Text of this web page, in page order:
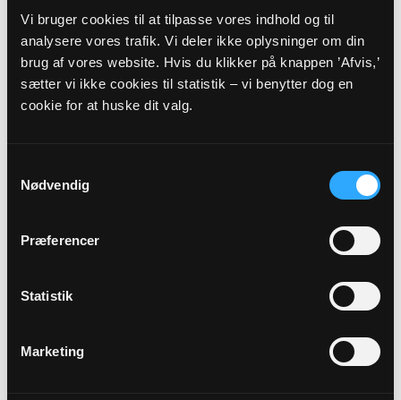
Vi bruger cookies til at tilpasse vores indhold og til
analysere vores trafik. Vi deler ikke oplysninger om din
brug af vores website. Hvis du klikker på knappen ’Afvis,’
sætter vi ikke cookies til statistik – vi benytter dog en
cookie for at huske dit valg.
Nødvendig
Præferencer
Statistik
Marketing
Sekretær
Per Michael Billing
Buskevej 6
4330 Hvalsø
per@lisogper.dk